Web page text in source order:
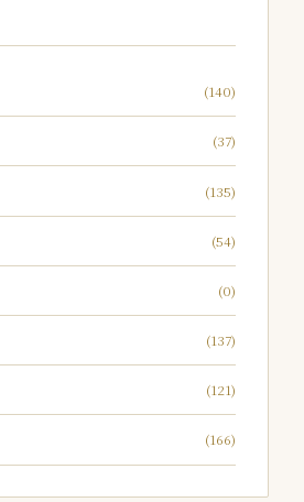
(140)
(37)
(135)
(54)
(0)
(137)
(121)
(166)